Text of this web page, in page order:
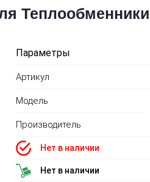
Теплообменники
Параметры
Артикул
Модель
Производитель
Нет в наличии
Нет в наличии